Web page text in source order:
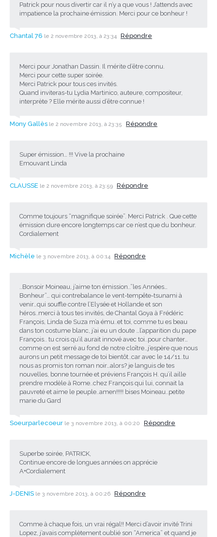
Patrick pour nous divertir car il n’y a que vous ! J’attends avec
impatience la prochaine émission. Merci pour ce bonheur !
Chantal 76 le 2 novembre 2013, à 23:34 Répondre
Merci pour Jonathan Dassin. Il mérite d’être connu.
Merci pour cette super soirée.
Merci Patrick pour tous ces invités.
Quand inviteras-tu Lydia Martinico, auteure, compositeur,
interprète ? Elle mérite aussi d’être connue !
Mony Gallès le 2 novembre 2013, à 23:35 Répondre
Super émission… !!! Vive la prochaine
Emouvant Linda
CLAUSSE le 2 novembre 2013, à 23:59 Répondre
Comme toujours “magnifique soirée”. Merci Patrick . Que cette
émission dure encore longtemps car ce n’est que du bonheur.
Cordialement
Michèle le 3 novembre 2013, à 00:14 Répondre
..Bonsoir Moineau, j’aime ton émission..”les Années…
Bonheur”… qui contrebalance le vent-tempête-tsunami à
venir…qui souffle contre l’Elysée et Hollande et son
héros..merci à tous tes invités, de Chantal Goya à Frédéric
François, Linda de Suza m’a ému..et toi, comme tu es beau
dans ton costume blanc, j’ai eu un doute …l’apparition du pape
François.. tu crois qu’il aurait innové avec toi..pour chanter…
comme on est serré au fond de notre cloître…j’espère que nous
aurons un petit message de toi bientôt..car avec le 14/11..tu
nous as promis ton roman noir…alors? je languis de tes
nouvelles, bonne tournée et préviens François H. qu’il aille
prendre modèle à Rome..chez François qui lui, connait la
pauvreté et aime le peuple..amen!!!!! bises Moineau..petite
marie du Gard
Soeurparlecoeur le 3 novembre 2013, à 00:20 Répondre
Superbe soirée, PATRICK,
Continue encore de longues années on apprécie
A+Cordialement
J-DENIS le 3 novembre 2013, à 00:26 Répondre
Comme à chaque fois, un vrai régal!! Merci d’avoir invité Trini
Lopez, j’avais complètement oublié son “America” et quand je